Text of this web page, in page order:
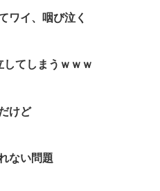
ワイ、咽び泣く
てしまうｗｗｗ
けど
ない問題